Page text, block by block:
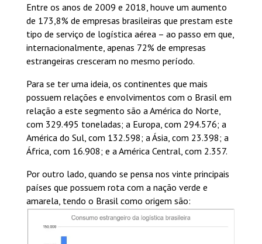
Entre os anos de 2009 e 2018, houve um aumento
de 173,8% de empresas brasileiras que prestam este
tipo de serviço de logística aérea – ao passo em que,
internacionalmente, apenas 72% de empresas
estrangeiras cresceram no mesmo período.
Para se ter uma ideia, os continentes que mais
possuem relações e envolvimentos com o Brasil em
relação a este segmento são a América do Norte,
com 329.495 toneladas; a Europa, com 294.576; a
América do Sul, com 132.598; a Ásia, com 23.398; a
África, com 16.908; e a América Central, com 2.357.
Por outro lado, quando se pensa nos vinte principais
países que possuem rota com a nação verde e
amarela, tendo o Brasil como origem são: